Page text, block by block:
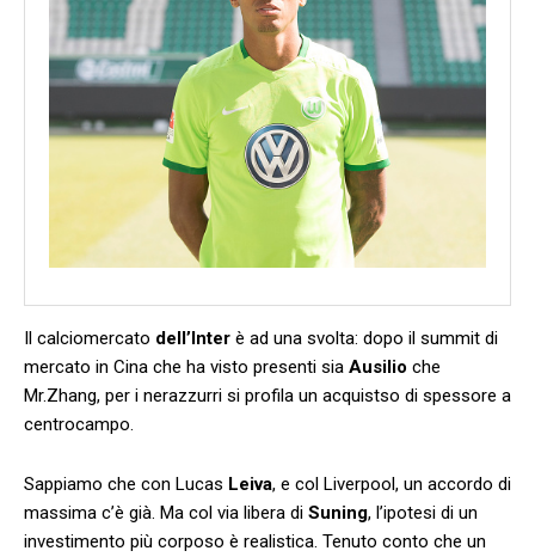
Il calciomercato dell’Inter è ad una svolta: dopo il summit di
mercato in Cina che ha visto presenti sia Ausilio che
Mr.Zhang, per i nerazzurri si profila un acquistso di spessore a
centrocampo.
Sappiamo che con Lucas Leiva, e col Liverpool, un accordo di
massima c’è già. Ma col via libera di Suning, l’ipotesi di un
investimento più corposo è realistica. Tenuto conto che un